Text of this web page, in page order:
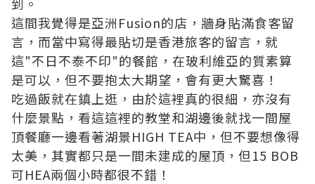
這間我覺得是亞洲Fusion的店，牆身貼滿食客留
言，而當中寫得最貼切是香港旅客的留言，就
這"不日不泰不印"的餐館，在玻利維亞的質素算
是可以，但不要抱太大期望，會有更大驚喜！
吃過飯就在鎮上逛，由於這裡真的很細，亦沒有
什麼景點，看這這裡的教堂和湖邊後就找一間屋
頂餐廳一邊看著湖景HIGH TEA中，但不要想像得
太美，其實都只是一間未建成的屋頂，但15 BOB
可HEA兩個小時都很不錯！